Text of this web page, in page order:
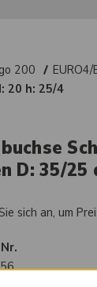
200 EURO4/
20 h: 25/4
D: 35/25
sich an, um